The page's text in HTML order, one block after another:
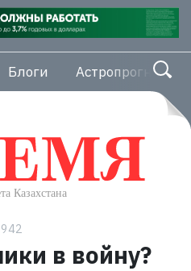
Блоги Астропрогноз
в войну?